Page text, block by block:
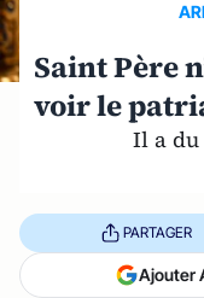
Saint Père
voir le
Il a du
PARTAGER
Ajouter